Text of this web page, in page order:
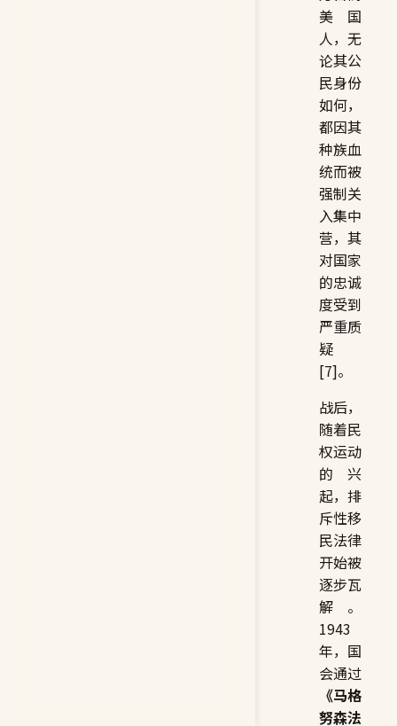
美国
人，无
论其公
民身份
如何，
都因其
种族血
统而被
强制关
入集中
营，其
对国家
的忠诚
度受到
严重质
疑
[7]。
战后，
随着民
权运动
的兴
起，排
斥性移
民法律
开始被
逐步瓦
解。
1943
年，国
会通过
《马格
努森法